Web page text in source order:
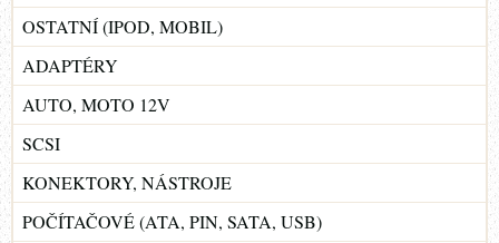
OSTATNÍ (IPOD, MOBIL)
ADAPTÉRY
AUTO, MOTO 12V
SCSI
KONEKTORY, NÁSTROJE
POČÍTAČOVÉ (ATA, PIN, SATA, USB)